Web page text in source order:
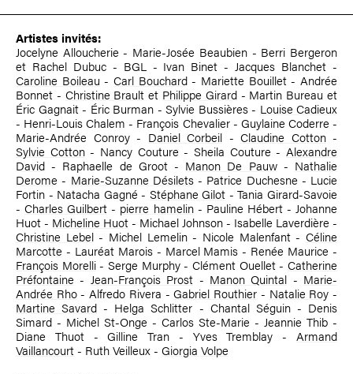
Artistes invités:
Jocelyne Alloucherie - Marie-Josée Beaubien - Berri Bergeron
et Rachel Dubuc - BGL - Ivan Binet - Jacques Blanchet -
Caroline Boileau -Carl Bouchard- Mariette Bouillet - Andrée
Bonnet - Christine Brault et Philippe Girard- Martin Bureau et
Éric Gagnait - Éric Burman - Sylvie Bussières - Louise Cadieux
- Henri-Louis Chalem - François Chevalier - Guylaine Coderre -
Marie-Andrée Conroy - Daniel Corbeil - Claudine Cotton-
Sylvie Cotton- Nancy Couture - Sheila Couture -Alexandre
David - Raphaelle de Groot - Manon De Pauw- Nathalie
Derome - Marie-Suzanne Désilets- Patrice Duchesne - Lucie
Fortin - Natacha Gagné - Stéphane Gilot - Tania Girard-Savoie
-Charles Guilbert - pierre hamelin- Pauline Hébert - Johanne
Huot - Micheline Huot- Michael Johnson - Isabelle Laverdière -
Christine Lebel- Michel Lemelin - Nicole Malenfant -Céline
Marcotte - Lauréat Marois - Marcel Mamis - Renée Maurice -
François Morelli- Serge Murphy - Clément Ouellet -Catherine
Préfontaine - Jean-François Prost - Manon Quintal - Marie-
Andrée Rho- Alfredo Rivera -Gabriel Routhier - Natalie Roy -
Martine Savard - Helga Schlitter - Chantal Séguin - Denis
Simard - Michel St-Onge - Carlos Ste-Marie - Jeannie Thib -
Diane Thuot - Gilline Tran - Yves Tremblay - Armand
Vaillancourt- Ruth Veilleux - Giorgia Volpe